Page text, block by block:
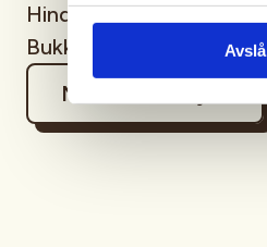
Avslå
Hind kr 5000
Bukk kr 8000
Mer informasjon